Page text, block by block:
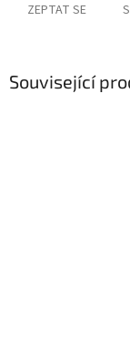
ZEPTAT SE
Související